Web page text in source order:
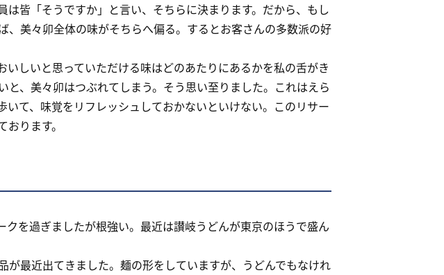
は皆「そうですか」と言い、そちらに決まります。だから、もし
、美々卯全体の味がそちらへ偏る。するとお客さんの多数派の好
しいと思っていただける味はどのあたりにあるかを私の舌がき
と、美々卯はつぶれてしまう。そう思い至りました。これはえら
いて、味覚をリフレッシュしておかないといけない。このリサー
ります。
を過ぎましたが根強い。最近は讃岐うどんが東京のほうで盛ん
最近出てきました。麺の形をしていますが、うどんでもなけれ